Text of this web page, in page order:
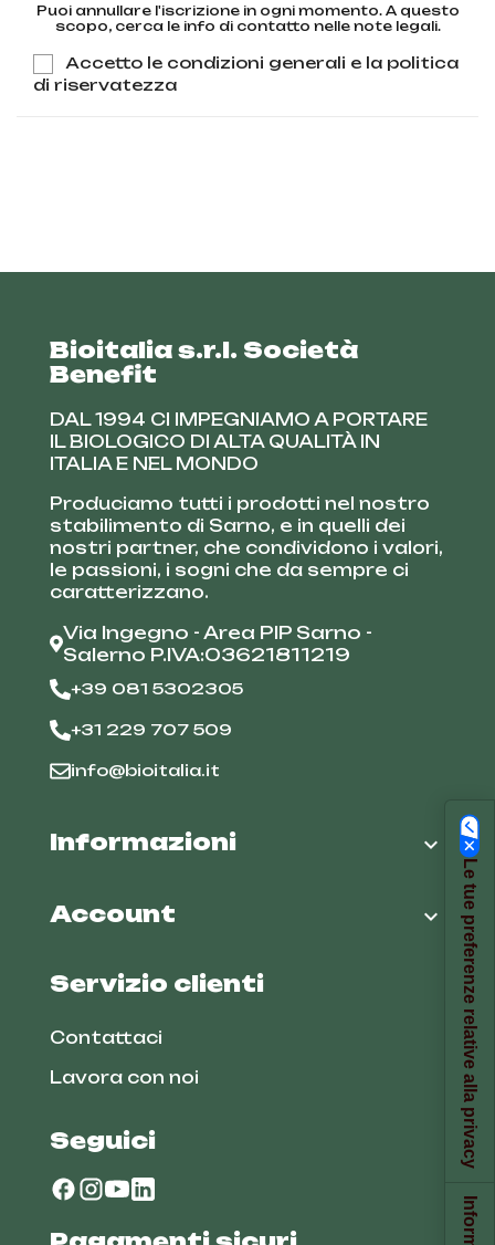
Puoi annullare l'iscrizione in ogni momento. A questo
scopo, cerca le info di contatto nelle note legali.
Accetto le condizioni generali e la politica
di riservatezza
Bioitalia s.r.l. Società
Benefit
DAL 1994 CI IMPEGNIAMO A PORTARE
IL BIOLOGICO DI ALTA QUALITÀ IN
ITALIA E NEL MONDO
Produciamo tutti i prodotti nel nostro
stabilimento di Sarno, e in quelli dei
nostri partner, che condividono i valori,
le passioni, i sogni che da sempre ci
caratterizzano.
Via Ingegno - Area PIP Sarno -
Salerno P.IVA:03621811219
+39 081 5302305
+31 229 707 509
info@bioitalia.it
Informazioni 
Account 
Servizio clienti
Contattaci
Lavora con noi
Seguici Le tue preferenze relative alla privacy